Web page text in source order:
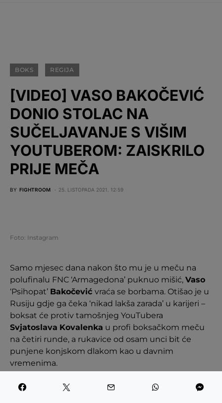
BOKS REGIJA
[VIDEO] VASO BAKOČEVIĆ
DONIO STOLAC NA
SUČELJAVANJE S VIŠIM
YOUTUBEROM: ZAISKRILO
PRIJE MEČA
BY FIGHTROOM 25. LISTOPADA 2021. 12:59
Foto: Instagram
Samo mjesec dana nakon što mu je u meču na
polufinalu FNC ‘Armagedona’ puknuo mišić, Vaso
‘Psihopat’ Bakočević vraća se borbama. Otišao je u
Rusiju gdje ga čeka ‘nikad lakša zarada’ u karijeri –
boksat će protiv tamošnjeg YouTubera
Svjatoslava Kovalenka u profi boksačkom meču
na četiri runde, a rukavice od osam unci bit će
punjene konjskom dlakom kao u davnim
vremenima.
– Svetoslav PUŠINENKO će da dobije materijala za